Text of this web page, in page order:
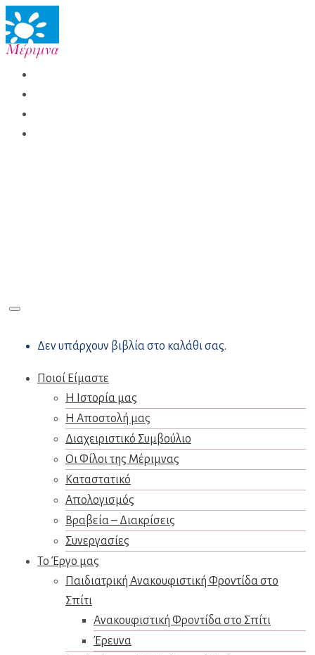
Δεν υπάρχουν βιβλία στο καλάθι σας.
Ποιοί Είμαστε
Η Ιστορία μας
Η Αποστολή μας
Διαχειριστικό Συμβούλιο
Οι Φίλοι της Μέριμνας
Καταστατικό
Απολογισμός
Βραβεία – Διακρίσεις
Συνεργασίες
Το Έργο μας
Παιδιατρική Ανακουφιστική Φροντίδα στο
Σπίτι
Ανακουφιστική Φροντίδα στο Σπίτι
Έρευνα